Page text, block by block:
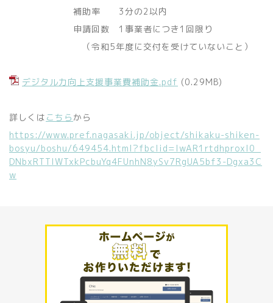
補助率 3分の2以内
申請回数 1事業者につき1回限り
（令和5年度に交付を受けていないこと）
デジタル力向上支援事業費補助金.pdf (0.29MB)
詳しくは こちら から
https://www.pref.nagasaki.jp/object/shikaku-shiken-
bosyu/boshu/649454.html?fbclid=IwAR1rtdhproxI0_
DNbxRTTlWTxkPcbuYq4FUnhN8ySv7RgUA5bf3-Dgxa3C
w